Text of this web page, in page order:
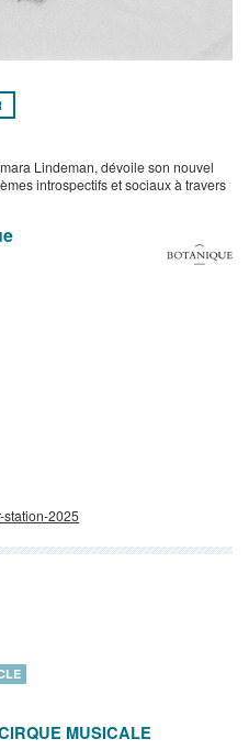
Lindeman, dévoile son nouvel
introspectifs et sociaux à travers
station-2025
MUSICALE